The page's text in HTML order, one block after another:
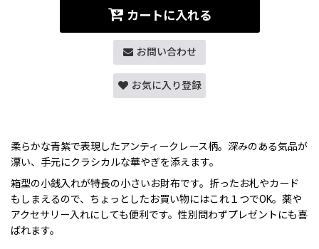
カートに入れる
お問い合わせ
お気に入り登録
柔らかな青紫で表現したアンティークレース柄。深みのある気品が
漂い、手元にクラシカルな華やぎを添えます。
箱型の小銭入れが特長の小さいお財布です。折ったお札やカード
もしまえるので、ちょっとしたお買い物にはこれ１つでOK。薬や
アクセサリー入れにしても便利です。性別問わずプレゼントにも喜
ばれます。